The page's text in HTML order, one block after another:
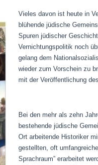
Vieles davon ist heute in
blühende jüdische
Spuren jüdischer
Vernichtungspolitik noch
gelang dem
wieder zum Vorschein zu
mit der Veröffentlichung
Bei den mehr als zehn
bestehende jüdische
Ort arbeitende Historiker
gestellten, oft
Sprachraum” erarbeitet